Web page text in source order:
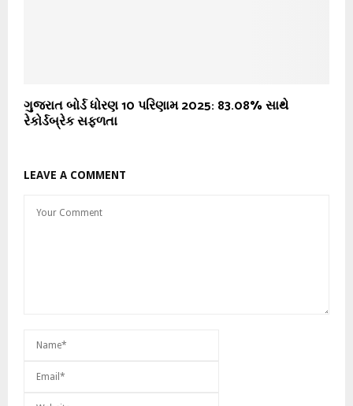
ગુજરાત બોર્ડ ધોરણ 10 પરિણામ 2025: 83.08% સાથે
રેકોર્ડબ્રેક સફળતા
LEAVE A COMMENT